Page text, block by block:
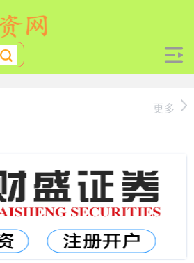
更多